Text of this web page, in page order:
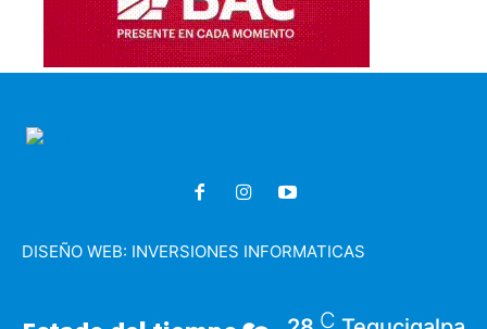
DISEÑO WEB: INVERSIONES INFORMATICAS
C